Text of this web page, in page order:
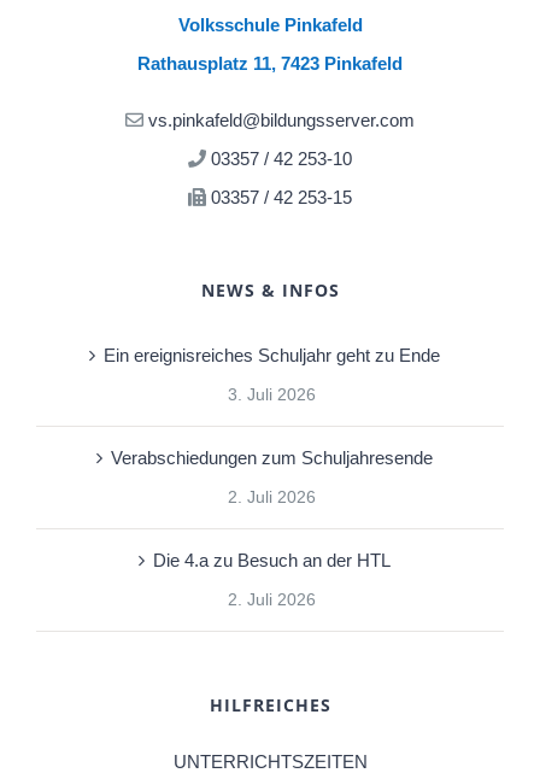
Volksschule Pinkafeld
Rathausplatz 11, 7423 Pinkafeld
vs.pinkafeld@bildungsserver.com
03357 / 42 253-10
03357 / 42 253-15
NEWS & INFOS
Ein ereignisreiches Schuljahr geht zu Ende
3. Juli 2026
Verabschiedungen zum Schuljahresende
2. Juli 2026
Die 4.a zu Besuch an der HTL
2. Juli 2026
HILFREICHES
UNTERRICHTSZEITEN